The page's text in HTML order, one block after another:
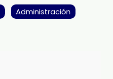
Administración